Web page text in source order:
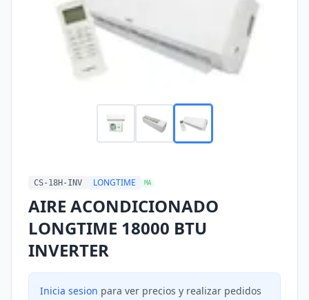
CS-18H-INV LONGTIME MA
AIRE ACONDICIONADO
LONGTIME 18000 BTU
INVERTER
Inicia sesion para ver precios y realizar pedidos